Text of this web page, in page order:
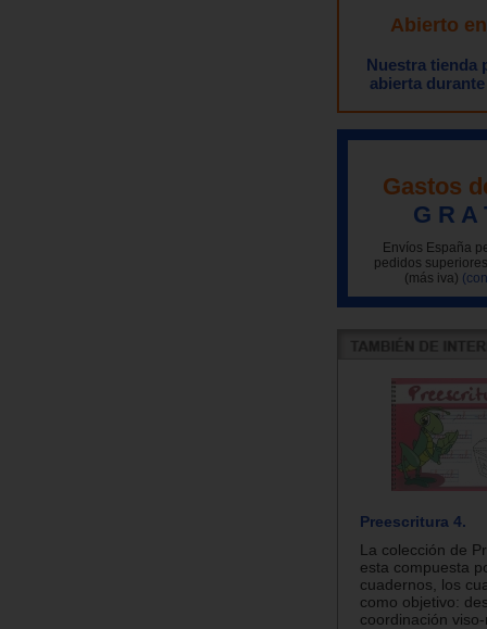
Abierto
Nuestra tienda
abierta
Gastos
G R A
Envíos España
pedidos
(más iva)
Preescritura 4.
La colección de
esta compuesta
cuadernos, los
como objetivo:
coordinación